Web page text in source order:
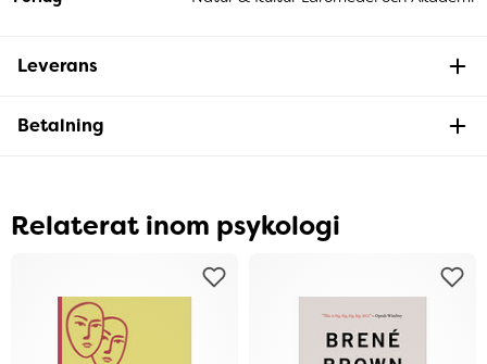
Leverans
Betalning
Relaterat inom psykologi